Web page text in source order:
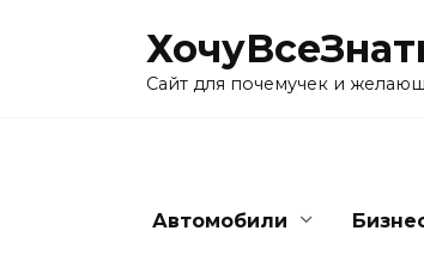
Сайт для почемучек и
Автомобили